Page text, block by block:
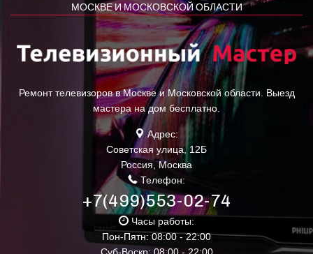
МОСКВЕ И МОСКОВСКОЙ ОБЛАСТИ
Ремонт телевизоров в Москве и Московской области. Выезд
мастера на дом бесплатно.
Адрес:
Советская улица, 12Б
Россия,Москва
Телефон:
+7(499)553-02-74
Часы работы:
Пон-Пятн: 08:00 - 22:00